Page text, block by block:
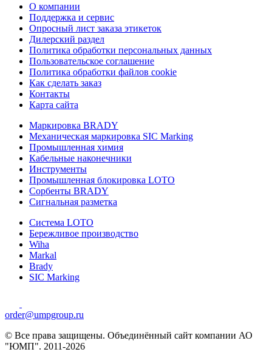
О компании
Поддержка и сервис
Опросный лист заказа этикеток
Дилерский раздел
Политика обработки персональных данных
Пользовательское соглашение
Политика обработки файлов cookie
Как сделать заказ
Контакты
Карта сайта
Маркировка BRADY
Механическая маркировка SIC Marking
Промышленная химия
Кабельные наконечники
Инструменты
Промышленная блокировка LOTO
Сорбенты BRADY
Сигнальная разметка
Система LOTO
Бережливое производство
Wiha
Markal
Brady
SIC Marking
order@umpgroup.ru
© Все права защищены. Объединённый сайт компании АО
"ЮМП". 2011-2026